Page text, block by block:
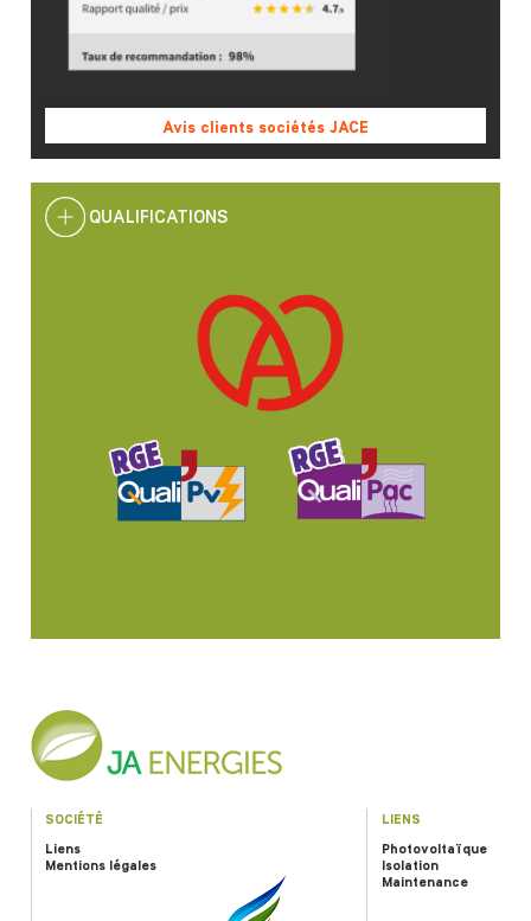
Avis clients sociétés JACE
QUALIFICATIONS
SOCIÉTÉ
Liens
Mentions légales
LIENS
Photovoltaïque
Isolation
Maintenance